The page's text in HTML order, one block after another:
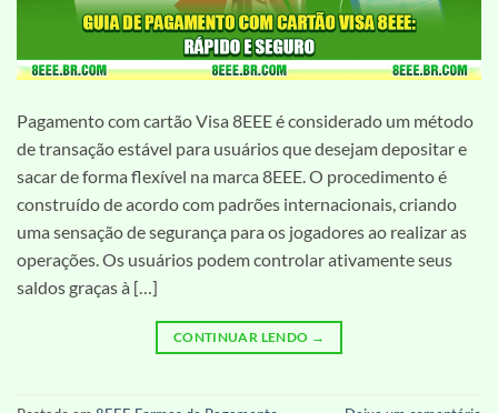
Pagamento com cartão Visa 8EEE é considerado um método
de transação estável para usuários que desejam depositar e
sacar de forma flexível na marca 8EEE. O procedimento é
construído de acordo com padrões internacionais, criando
uma sensação de segurança para os jogadores ao realizar as
operações. Os usuários podem controlar ativamente seus
saldos graças à […]
CONTINUAR LENDO →